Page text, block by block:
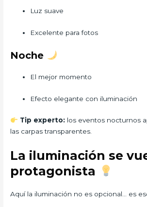
Luz suave
Excelente para fotos
Noche
El mejor momento
Efecto elegante con iluminación
Tip experto:los eventos nocturnos
las carpas transparentes.
La iluminación se
protagonista
Aquí la iluminación no es opcional… es